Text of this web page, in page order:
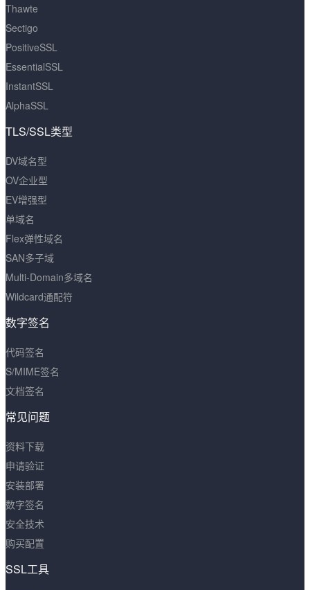
Thawte
Sectigo
PositiveSSL
EssentialSSL
InstantSSL
AlphaSSL
TLS/SSL类型
DV域名型
OV企业型
EV增强型
单域名
Flex弹性域名
SAN多子域
Multi-Domain多域名
Wildcard通配符
数字签名
代码签名
S/MIME签名
文档签名
常见问题
资料下载
申请验证
安装部署
数字签名
安全技术
购买配置
SSL工具